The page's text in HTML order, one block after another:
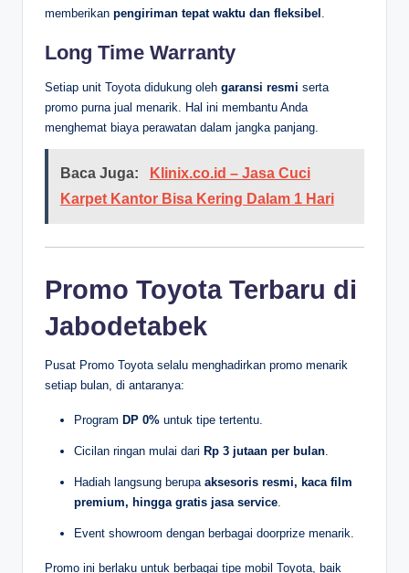
memberikan pengiriman tepat waktu dan fleksibel
Long Time Warranty
Setiap unit Toyota didukung oleh garansi resmi serta
promo purna jual menarik. Hal ini membantu Anda
menghemat biaya perawatan dalam jangka panjang.
Baca Juga:
Klinix.co.id – Jasa Cuci
Karpet Kantor Bisa Kering Dalam 1 Hari
Promo Toyota Terbaru di
Jabodetabek
Pusat Promo Toyota selalu menghadirkan promo menarik
setiap bulan, di antaranya:
Program DP 0% untuk tipe tertentu.
Cicilan ringan mulai dari Rp 3 jutaan per bulan
Hadiah langsung berupa aksesoris resmi, kaca film
premium, hingga gratis jasa service
Event showroom dengan berbagai doorprize menarik.
Promo ini berlaku untuk berbagai tipe mobil Toyota, baik